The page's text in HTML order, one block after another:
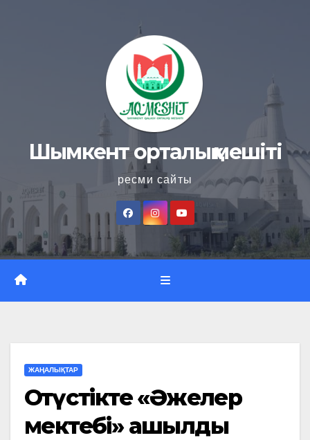
Шымкент орталық мешіті
ресми сайты
ЖАҢАЛЫҚТАР
Оңтүстікте «Әжелер
мектебі» ашылды